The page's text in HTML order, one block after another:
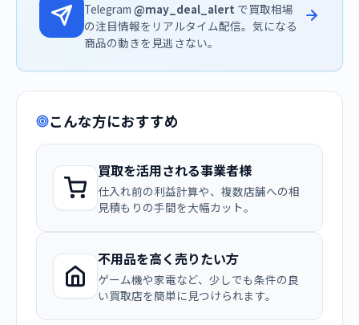
Telegram @may_deal_alert で買取相場
の注目情報をリアルタイム配信。気になる
商品の動きを見逃さない。
こんな方におすすめ
買取を活用される事業者様
仕入れ前の利益計算や、複数店舗への相
見積もりの手間を大幅カット。
不用品を高く売りたい方
ゲーム機や家電など、少しでも条件の良
い買取店を簡単に見つけられます。